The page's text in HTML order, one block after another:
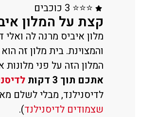
⭐⭐⭐ 3 כוכבים
קצת על המלון
מלון איביס מרנה לה
המלון הזה על פני
אתכם תוך 3 דקות
לדיסנילנד, מבלי לשלם
שצמודים לדיסנילנד).